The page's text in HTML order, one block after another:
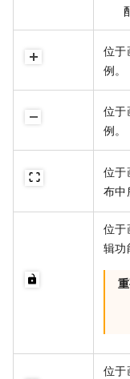
位于
例。
位于
例。
位于
布中
位于
辑功
位于